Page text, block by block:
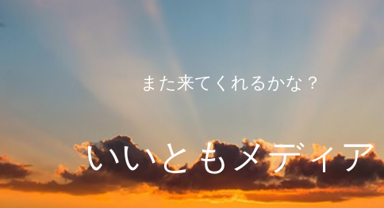
また来てくれるかな？
いいともメディア